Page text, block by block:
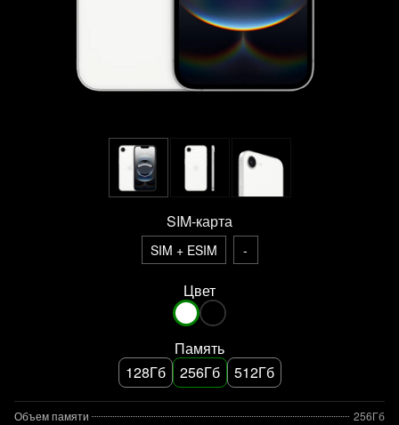
SIM-карта
SIM + ESIM -
Цвет
Память
128Гб
256Гб 512Гб
Объем памяти 256Гб